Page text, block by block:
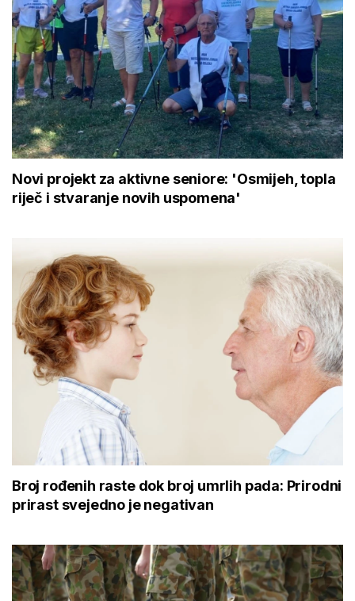
Novi projekt za aktivne seniore: 'Osmijeh, topla
riječ i stvaranje novih uspomena'
Broj rođenih raste dok broj umrlih pada: Prirodni
prirast svejedno je negativan